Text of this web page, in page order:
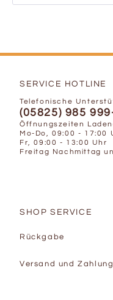
SERVICE HOTLINE
Telefonische
(05825) 985
Öffnungszeiten
Mo-Do, 09:00 - 17:00
Fr, 09:00 - 13:00 Uhr
Freitag Nachmittag
SHOP SERVICE
Rückgabe
Versand und